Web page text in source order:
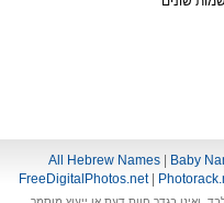
All Hebrew Names Baby
FreeDigitalPhotos.net|